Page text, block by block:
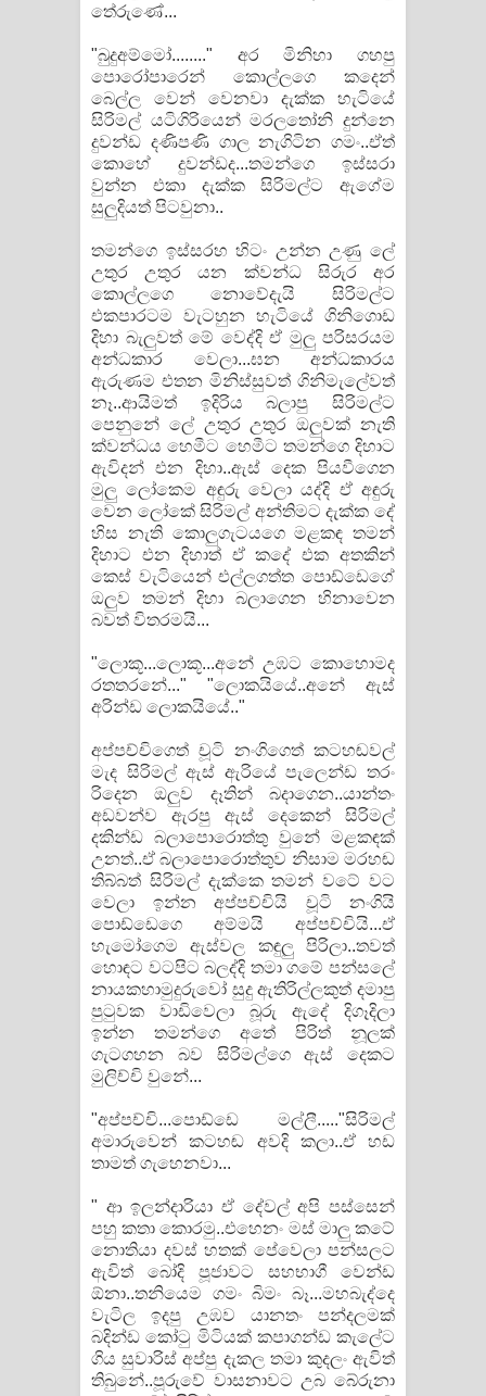
තේරුණේ...
"බුදුඅම්මෝ........" අර මිනිහා ගහපු
පොරෝපාරෙන් කොල්ලගෙ කදෙන්
බෙල්ල වෙන් වෙනවා දැක්ක හැටියේ
සිරිමල් යටිගිරියෙන් මරලතෝනි දුන්නෙ
දුවන්ඩ දණිපණි ගාල නැගිටින ගමං..ඒත්
කොහේ දුවන්ඩද...තමන්ගෙ ඉස්සරා
වුන්න එකා දැක්ක සිරිමල්ට ඇගේම
සුලුදියත් පිටවුනා..
තමන්ගෙ ඉස්සරහ හිටං උන්න උණු ලේ
උතුර උතුර යන ක්වන්ධ සිරුර අර
කොල්ලගෙ නොවේදැයි සිරිමල්ට
එකපාරටම වැටහුන හැටියේ ගිනිගොඩ
දිහා බැලුවත් මේ වෙද්දි ඒ මුලු පරිසරයම
අන්ධකාර වෙලා...ඝන අන්ධකාරය
ඇරුණම එතන මිනිස්සුවත් ගිනිමැලේවත්
නෑ..ආයිමත් ඉදිරිය බලාපු සිරිමල්ට
පෙනුනේ ලේ උතුර උතුර ඔලුවක් නැති
ක්වන්ධය හෙමීට හෙමීට තමන්ගෙ දිහාට
ඇවිදන් එන දිහා..ඇස් දෙක පියවීගෙන
මුලු ලෝකෙම අඳුරු වෙලා යද්දි ඒ අඳුරු
වෙන ලෝකේ සිරිමල් අන්තිමට දැක්ක දේ
හිස නැති කොලුගැටයගෙ මළකඳ තමන්
දිහාට එන දිහාත් ඒ කදේ එක අතකින්
කෙස් වැටියෙන් එල්ලගත්‍ත පොඩ්ඩෙගේ
ඔලුව තමන් දිහා බලාගෙන හිනාවෙන
බවත් විතරමයි...
"ලොකූ...ලොකූ...අනේ උඹට කොහොමද
රතතරනේ..." "ලොකයියේ..අනේ ඇස්
අරින්ඩ ලොකයියේ.."
අප්පච්චිගෙත් චූටි නංගිගෙත් කටහඬවල්
මැද සිරිමල් ඇස් ඇරියේ පැලෙන්ඩ තරං
රිදෙන ඔලුව දෑතින් බදාගෙන..යාන්තං
අඩවන්ව ඇරපු ඇස් දෙකෙන් සිරිමල්
දකින්ඩ බලාපොරොත්තු වුනේ මළකඳක්
උනත්..ඒ බලාපොරොත්තුව නිසාම මරහඬ
තිබ්බත් සිරිමල් දැක්කෙ තමන් වටේ වට
වෙලා ඉන්න අප්පච්චියි චූටි නංගියි
පොඩ්ඩෙගෙ අම්මයි අප්පච්චියි...ඒ
හැමෝගෙම ඇස්වල කඳුලු පිරිලා..තවත්
හොඳට වටපිට බලද්දි තමා ගමේ පන්සලේ
නායකහාමුදුරුවෝ සුදු ඇතිරිල්ලකුත් දමාපු
පුටුවක වාඩිවෙලා බූරු ඇදේ දිගෑදිලා
ඉන්න තමන්ගෙ අතේ පිරිත් නූලක්
ගැටගහන බව සිරිමල්ගෙ ඇස් දෙකට
මුලිච්චි වුනේ...
"අප්පච්චි...පොඩ්ඩෙ මල්ලී....."සිරිමල්
අමාරුවෙන් කටහඬ අවදි කලා..ඒ හඩ
තාමත් ගැහෙනවා...
" ආ ඉලන්දාරියා ඒ දේවල් අපි පස්සෙන්
පහු කතා කොරමු..එහෙනං මස් මාලු කටේ
නොතියා දවස් හතක් පේවෙලා පන්සලට
ඇවිත් බෝදි පූජාවට සහභාගී වෙන්ඩ
ඕනා..තනියෙම ගමං බිමං බෑ...මහබැද්දෙ
වැටිල ඉදපු උඹව යානතං පන්දලමක්
බදින්ඩ කෝටු මිටියක් කපාගන්ඩ කැලේට
ගිය සුවාරිස් අප්පු දැකල තමා කුදලං ඇවිත්
තිබුනේ..පූරුවේ වාසනාවට උබ බේරුනා